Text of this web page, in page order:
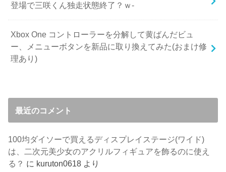
登場で三咲くん独走状態終了？ｗ-
Xbox One コントローラーを分解して黄ばんだビュ
ー、メニューボタンを新品に取り換えてみた(おまけ修
理あり)
最近のコメント
100均ダイソーで買えるディスプレイステージ(ワイド)
は、二次元美少女のアクリルフィギュアを飾るのに使え
る？ に kuruton0618 より